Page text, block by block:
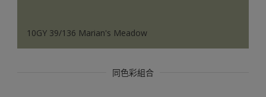
10GY 39/136 Marian's Meadow
同色彩組合